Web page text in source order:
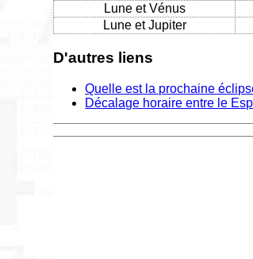
Lune et Vénus
Lune et Jupiter
D'autres liens
Quelle est la prochaine
Décalage horaire entre le